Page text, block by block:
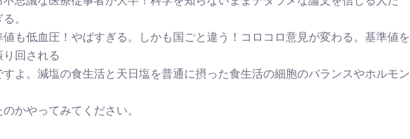
。
も低血圧！やばすぎる。しかも国ごと違う！コロコロ意見が変わる。基準値を
回される
よ。減塩の食生活と天日塩を普通に摂った食生活の細胞のバランスやホルモン
かやってみてください。